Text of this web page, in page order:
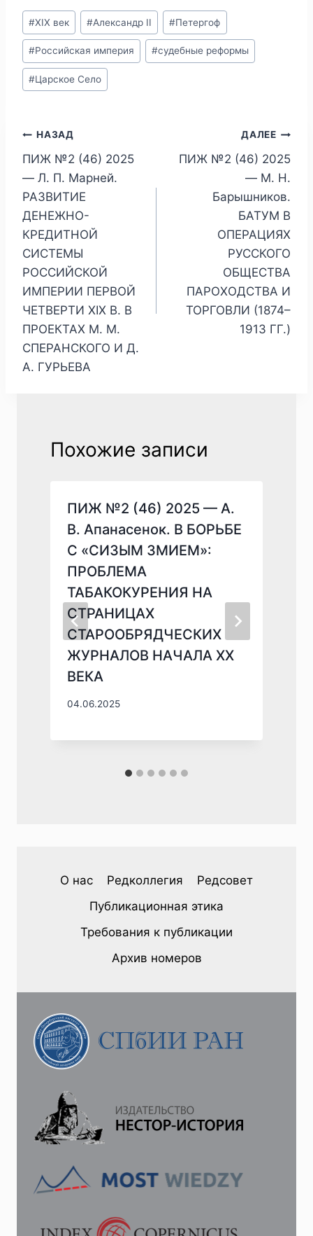
Метки
записи:
#XIX век #Александр II #Петергоф
#Российская империя #судебные реформы
#Царское Село
Навигация
по
записям
НАЗАД
ПИЖ №2 (46) 2025
— Л. П. Марней.
РАЗВИТИЕ
ДЕНЕЖНО-
КРЕДИТНОЙ
СИСТЕМЫ
РОССИЙСКОЙ
ИМПЕРИИ ПЕРВОЙ
ЧЕТВЕРТИ XIX В. В
ПРОЕКТАХ М. М.
СПЕРАНСКОГО И Д.
А. ГУРЬЕВА
ДАЛЕЕ
ПИЖ №2 (46) 2025
— М. Н.
Барышников.
БАТУМ В
ОПЕРАЦИЯХ
РУССКОГО
ОБЩЕСТВА
ПАРОХОДСТВА И
ТОРГОВЛИ (1874–
1913 ГГ.)
Похожие записи
ПИЖ №2 (46) 2025 — А.
В. Апанасенок. В БОРЬБЕ
С «СИЗЫМ ЗМИЕМ»:
ПРОБЛЕМА
ТАБАКОКУРЕНИЯ НА
СТРАНИЦАХ
СТАРООБРЯДЧЕСКИХ
ЖУРНАЛОВ НАЧАЛА XX
ВЕКА
04.06.2025
О нас Редколлегия
Редсовет
Публикационная этика
Требования к публикации
Архив номеров